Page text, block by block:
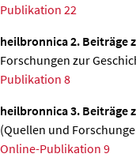
Publikation 22
heilbronnica 2. Beiträge
Forschungen zur
Publikation 8
heilbronnica 3. Beiträge
(Quellen und
Online-Publikation 9